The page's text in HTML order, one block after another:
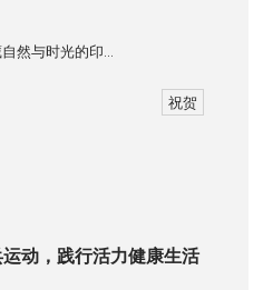
然与时光的印…
祝贺
动，践行活力健康生活